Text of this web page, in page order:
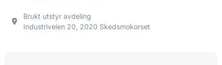
Brukt utstyr avdeling
Industriveien 20, 2020 Skedsmokorset